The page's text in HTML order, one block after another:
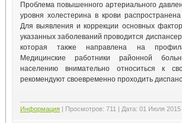
Проблема повышенного артериального
уровня холестерина в крови
Для выявления и коррекции основных
указанных заболеваний проводится
которая также направлена на
Медицинские работники районной
населению внимательно относиться к
рекомендуют своевременно проходить
Информация| Просмотров: 711 Дата: 01 Июля 2015